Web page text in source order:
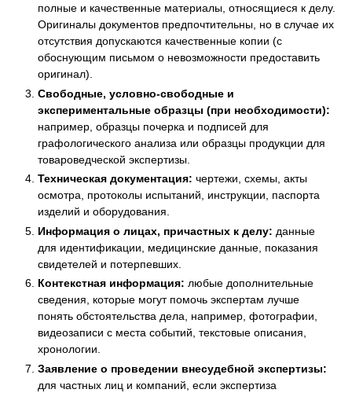
полные и качественные материалы, относящиеся к делу.
Оригиналы документов предпочтительны, но в случае их
отсутствия допускаются качественные копии (с
обоснующим письмом о невозможности предоставить
оригинал).
Свободные, условно-свободные и
экспериментальные образцы (при необходимости):
например, образцы почерка и подписей для
графологического анализа или образцы продукции для
товароведческой экспертизы.
Техническая документация: чертежи, схемы, акты
осмотра, протоколы испытаний, инструкции, паспорта
изделий и оборудования.
Информация о лицах, причастных к делу: данные
для идентификации, медицинские данные, показания
свидетелей и потерпевших.
Контекстная информация: любые дополнительные
сведения, которые могут помочь экспертам лучше
понять обстоятельства дела, например, фотографии,
видеозаписи с места событий, текстовые описания,
хронологии.
Заявление о проведении внесудебной экспертизы:
для частных лиц и компаний, если экспертиза